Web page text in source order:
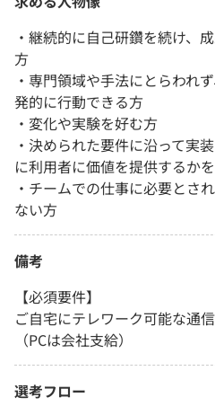
・継続的に自己研鑽を続け、
方
・専門領域や手法にとらわれ
発的に行動できる方
・変化や実験を好む方
・決められた要件に沿って実
に利用者に価値を提供するか
・チームでの仕事に必要とさ
ない方
備考
【必須要件】
ご自宅にテレワーク可能な通
（PCは会社支給）
選考フロー